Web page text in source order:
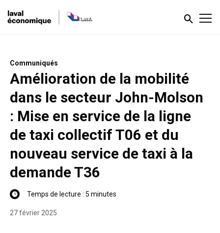
Communiqués
Amélioration de la mobilité
dans le secteur John-Molson
: Mise en service de la ligne
de taxi collectif T06 et du
nouveau service de taxi à la
demande T36
Temps de lecture : 5 minutes
27 février 2025